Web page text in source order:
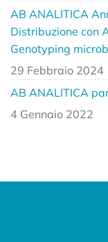
AB ANALITICA
Distribuzione con
Genotyping
29 Febbraio 2024
AB ANALITICA
4 Gennaio 2022